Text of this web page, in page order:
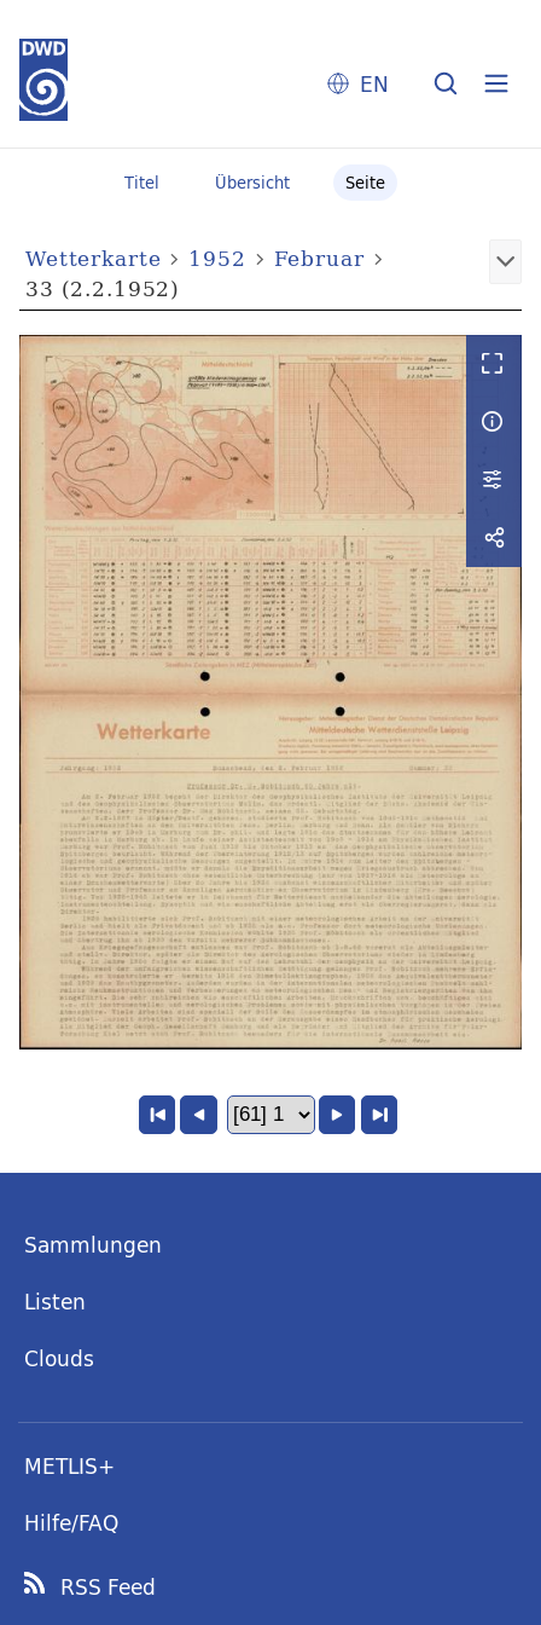
EN
Titel Übersicht Seite
Wetterkarte 1952
Februar
33 (2.2.1952)
Sammlungen
Listen
Clouds
METLIS+
Hilfe/FAQ
RSS Feed